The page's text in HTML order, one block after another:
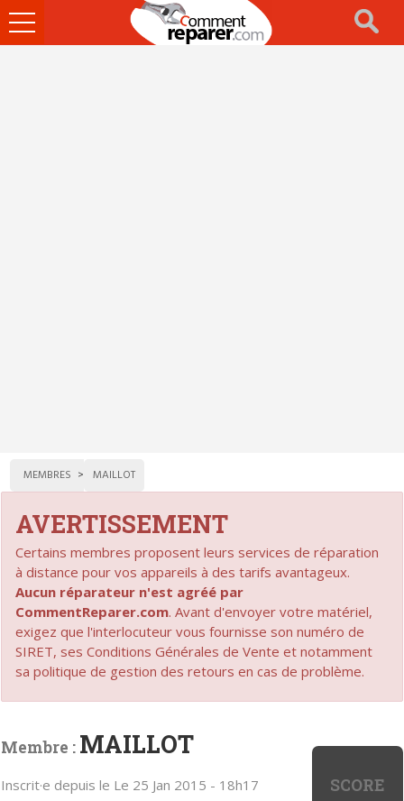
Ouvrir
le
MEMBRES MAILLOT
AVERTISSEMENT
Certains membres proposent leurs services de réparation
à distance pour vos appareils à des tarifs avantageux.
Aucun réparateur n'est agréé par
CommentReparer.com. Avant d'envoyer votre matériel,
exigez que l'interlocuteur vous fournisse son numéro de
SIRET, ses Conditions Générales de Vente et notamment
sa politique de gestion des retours en cas de problème.
SCORE
Membre : MAILLOT
Inscrit·e depuis le Le 25 Jan 2015 - 18h17